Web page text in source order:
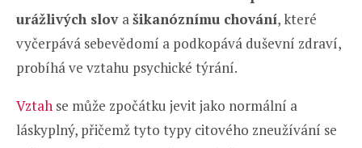
urážlivých slov ašikanóznímu chování, které
vyčerpává sebevědomí a podkopává duševní zdraví,
probíhá ve vztahu psychické týrání.
Vztah se může zpočátku jevit jako normální a
láskyplný, přičemž tyto typy citového zneužívání se